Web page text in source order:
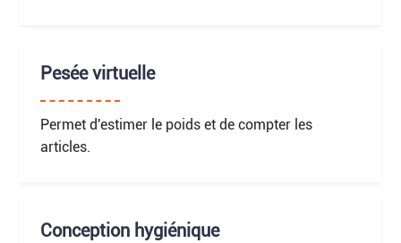
Pesée virtuelle
Permet d'estimer le poids et de compter les
articles.
Conception hygiénique